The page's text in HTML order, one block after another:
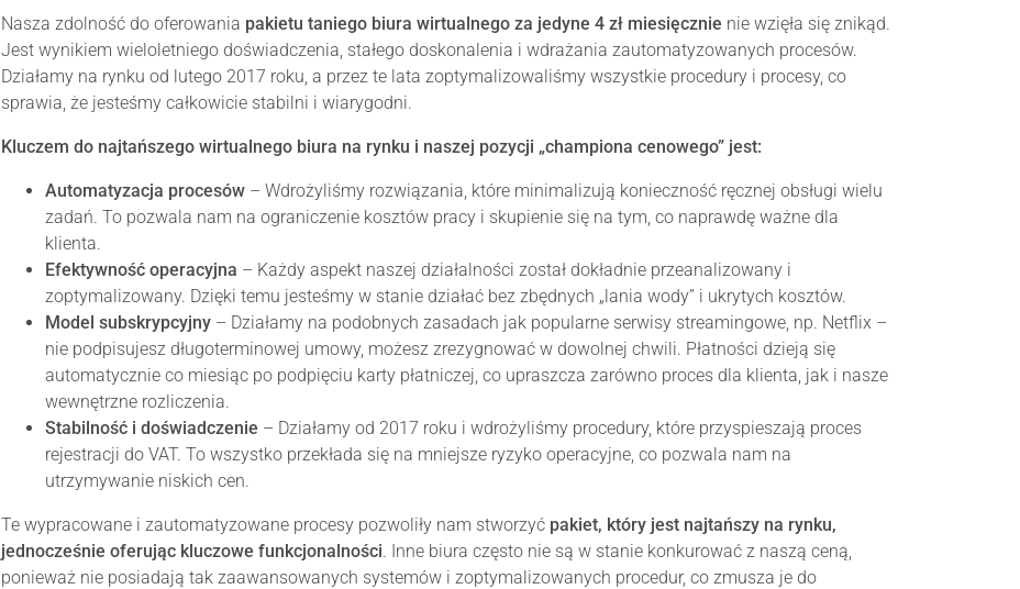
Nasza zdolność do oferowania pakietu taniego biura wirtualnego za jedyne 4 zł miesięcznie nie wzięła się znikąd.
Jest wynikiem wieloletniego doświadczenia, stałego doskonalenia i wdrażania zautomatyzowanych procesów.
Działamy na rynku od lutego 2017 roku, a przez te lata zoptymalizowaliśmy wszystkie procedury i procesy, co
sprawia, że jesteśmy całkowicie stabilni i wiarygodni.
Kluczem do najtańszego wirtualnego biura na rynku i naszej pozycji „championa cenowego” jest:
Automatyzacja procesów – Wdrożyliśmy rozwiązania, które minimalizują konieczność ręcznej obsługi wielu
zadań. To pozwala nam na ograniczenie kosztów pracy i skupienie się na tym, co naprawdę ważne dla
klienta.
Efektywność operacyjna – Każdy aspekt naszej działalności został dokładnie przeanalizowany i
zoptymalizowany. Dzięki temu jesteśmy w stanie działać bez zbędnych „lania wody” i ukrytych kosztów.
Model subskrypcyjny – Działamy na podobnych zasadach jak popularne serwisy streamingowe, np. Netflix –
nie podpisujesz długoterminowej umowy, możesz zrezygnować w dowolnej chwili. Płatności dzieją się
automatycznie co miesiąc po podpięciu karty płatniczej, co upraszcza zarówno proces dla klienta, jak i nasze
wewnętrzne rozliczenia.
Stabilność i doświadczenie – Działamy od 2017 roku i wdrożyliśmy procedury, które przyspieszają proces
rejestracji do VAT. To wszystko przekłada się na mniejsze ryzyko operacyjne, co pozwala nam na
utrzymywanie niskich cen.
Te wypracowane i zautomatyzowane procesy pozwoliły nam stworzyć pakiet, który jest najtańszy na rynku,
jednocześnie oferując kluczowe funkcjonalności. Inne biura często nie są w stanie konkurować z naszą ceną,
ponieważ nie posiadają tak zaawansowanych systemów i zoptymalizowanych procedur, co zmusza je do